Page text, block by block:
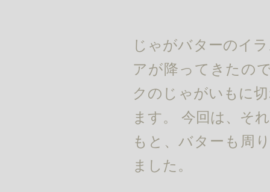
じゃがバターのイ
アが降ってきたの
クのじゃがいもに
ます。 今回は、そ
もと、バターも周
ました。